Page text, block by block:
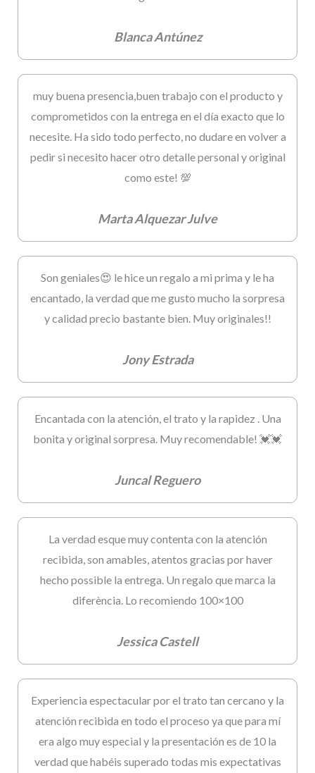
Blanca Antúnez
muy buena presencia,buen trabajo con el producto y
comprometidos con la entrega en el día exacto que lo
necesite. Ha sido todo perfecto, no dudare en volver a
pedir si necesito hacer otro detalle personal y original
como este! 💯
Marta Alquezar Julve
Son geniales😍 le hice un regalo a mi prima y le ha
encantado, la verdad que me gusto mucho la sorpresa
y calidad precio bastante bien. Muy originales!!
Jony Estrada
Encantada con la atención, el trato y la rapidez . Una
bonita y original sorpresa. Muy recomendable! 💓💓
Juncal Reguero
La verdad esque muy contenta con la atención
recibida, son amables, atentos gracias por haver
hecho possible la entrega. Un regalo que marca la
diferència. Lo recomiendo 100×100
Jessica Castell
Experiencia espectacular por el trato tan cercano y la
atención recibida en todo el proceso ya que para mí
era algo muy especial y la presentación es de 10 la
verdad que habéis superado todas mis expectativas